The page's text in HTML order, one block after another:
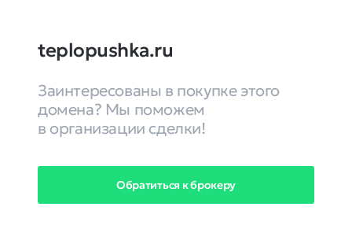
teplopushka.ru
Заинтересованы в покупке этого
домена? Мы поможем
в организации сделки!
Обратиться к брокеру